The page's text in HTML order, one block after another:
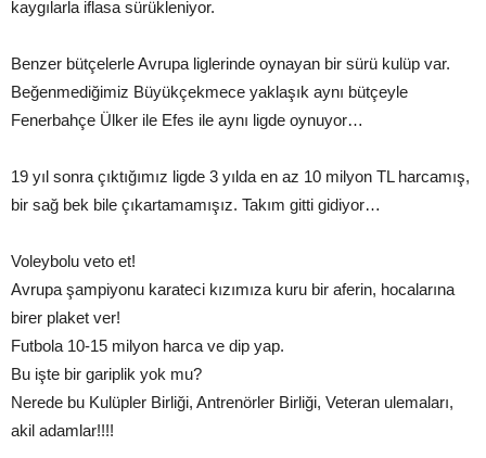
kaygılarla iflasa sürükleniyor.
Benzer bütçelerle Avrupa liglerinde oynayan bir sürü kulüp var.
Beğenmediğimiz Büyükçekmece yaklaşık aynı bütçeyle
Fenerbahçe Ülker ile Efes ile aynı ligde oynuyor…
19 yıl sonra çıktığımız ligde 3 yılda en az 10 milyon TL harcamış,
bir sağ bek bile çıkartamamışız. Takım gitti gidiyor…
Voleybolu veto et!
Avrupa şampiyonu karateci kızımıza kuru bir aferin, hocalarına
birer plaket ver!
Futbola 10-15 milyon harca ve dip yap.
Bu işte bir gariplik yok mu?
Nerede bu Kulüpler Birliği, Antrenörler Birliği, Veteran ulemaları,
akil adamlar!!!!